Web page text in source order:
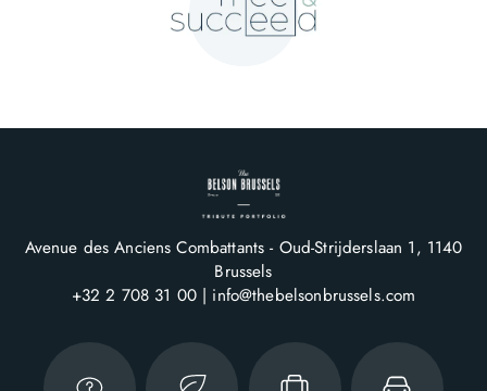
Avenue des Anciens Combattants - Oud-Strijderslaan 1
1140
Brussels
+32 2 708 31 00
info@thebelsonbrussels.com